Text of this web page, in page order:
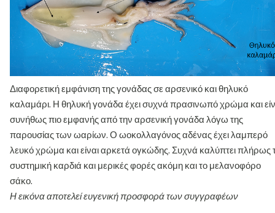
Διαφορετική εμφάνιση της γονάδας σε αρσενικό και θηλυκό
καλαμάρι. Η θηλυκή γονάδα έχει συχνά πρασινωπό χρώμα και
συνήθως πιο εμφανής από την αρσενική γονάδα λόγω της
παρουσίας των ωαρίων. Ο ωοκολλαγόνος αδένας έχει λαμπερό
λευκό χρώμα και είναι αρκετά ογκώδης. Συχνά καλύπτει πλήρως
συστημική καρδιά και μερικές φορές ακόμη και το μελανοφόρο
σάκο.
Η εικόνα αποτελεί ευγενική προσφορά των συγγραφέων